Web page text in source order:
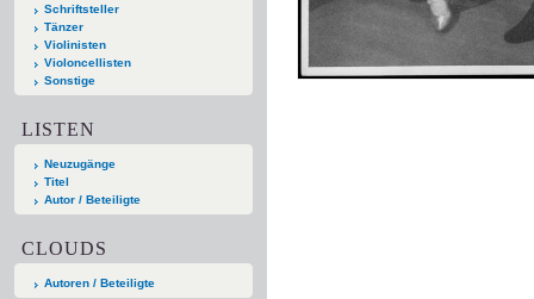
Schriftsteller
Tänzer
Violinisten
Violoncellisten
Sonstige
LISTEN
Neuzugänge
Titel
Autor / Beteiligte
CLOUDS
Autoren / Beteiligte